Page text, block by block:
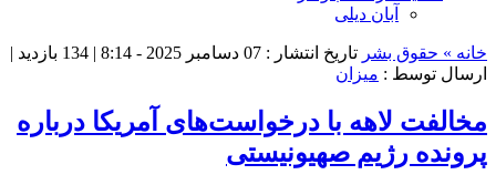
آبان دیلی
خانه » حقوق بشر تاریخ انتشار : 07 دسامبر 2025 - 8:14 | 134 بازدید
|
ارسال توسط : میزان
مخالفت لاهه با درخواست‌های آمریکا درباره
پرونده رژیم صهیونیستی